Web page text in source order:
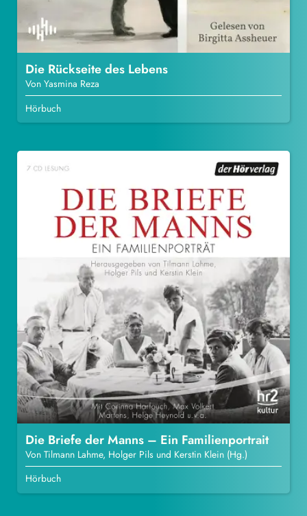
Die Rückseite des Lebens
Von Yasmina Reza
Hörbuch
Die Briefe der Manns – Ein Familienportrait
Von Tilmann Lahme, Holger Pils und Kerstin Klein (Hg.)
Hörbuch